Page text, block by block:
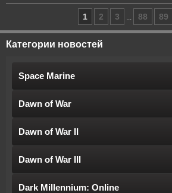
1 2 3 ... 88 89
Категории новостей
Space Marine
Dawn of War
Dawn of War II
Dawn of War III
Dark Millennium: Online